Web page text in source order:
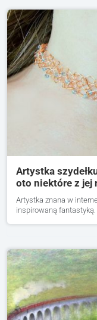
Artystka
oto niektóre z jej
Artystka znana w
inspirowaną fantastyką.